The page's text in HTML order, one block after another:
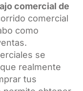
comercial de
comercial
como
se
realmente
tus